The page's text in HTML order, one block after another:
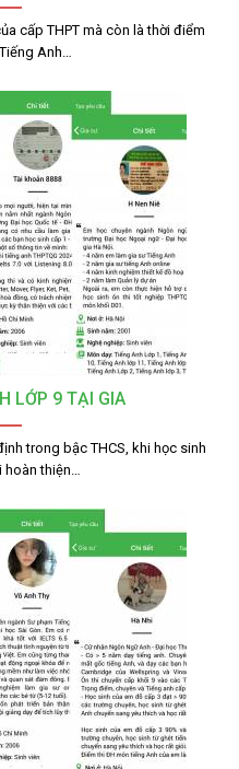
cấp THPT mà còn là thời điểm
Anh…
LỚP 9 TẠI GIA
trong bậc THCS, khi học sinh
thiện…